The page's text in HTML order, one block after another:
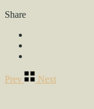
Share
Prev Next